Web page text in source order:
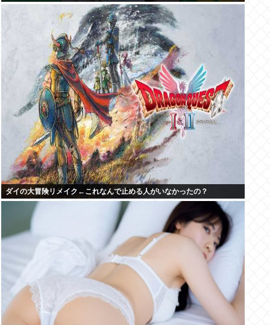
ダイの大冒険リメイク←これなんで止める人がいなかったの？